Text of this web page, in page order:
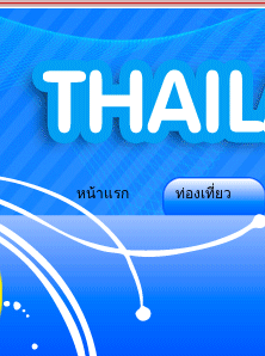
ยว ที่พัก การ